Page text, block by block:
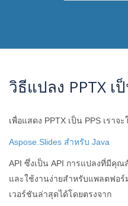
วิธีแปลง PPTX เ
เพื่อแสดง PPTX เป็น PPS เราจะ
Aspose.Slides สำหรับ Java
API ซึ่งเป็น API การแปลงที่มีคุ
และใช้งานง่ายสำหรับแพลตฟอ
เวอร์ชันล่าสุดได้โดยตรงจาก